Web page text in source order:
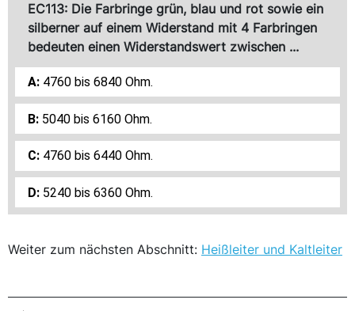
EC113: Die Farbringe grün, blau und rot sowie ein
silberner auf einem Widerstand mit 4 Farbringen
bedeuten einen Widerstandswert zwischen ...
4760 bis 6840 Ohm.
5040 bis 6160 Ohm.
4760 bis 6440 Ohm.
5240 bis 6360 Ohm.
Weiter zum nächsten Abschnitt: Heißleiter und Kaltleiter